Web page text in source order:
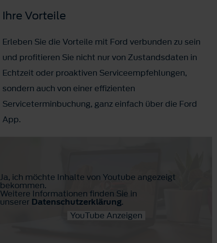
Ihre Vorteile
Erleben Sie die Vorteile mit Ford verbunden zu sein
und profitieren Sie nicht nur von Zustandsdaten in
Echtzeit oder proaktiven Serviceempfehlungen,
sondern auch von einer effizienten
Serviceterminbuchung, ganz einfach über die Ford
App.
Ja, ich möchte Inhalte von Youtube angezeigt
bekommen.
Weitere Informationen finden Sie in
unserer Datenschutzerklärung.
YouTube Anzeigen